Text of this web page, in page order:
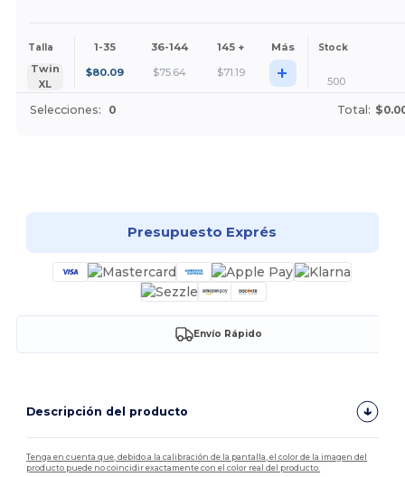
Talla 1-35 36-144 145 + Más Stock
Twin
XL
$80.09 $75.64 $71.19 + 500
Selecciones: 0 Total:
Presupuesto Exprés
Envío Rápido
Descripción del producto
Tenga en cuenta que, debido a la calibración de la pantalla, el color de la imagen del
producto puede no coincidir exactamente con el color real del producto.